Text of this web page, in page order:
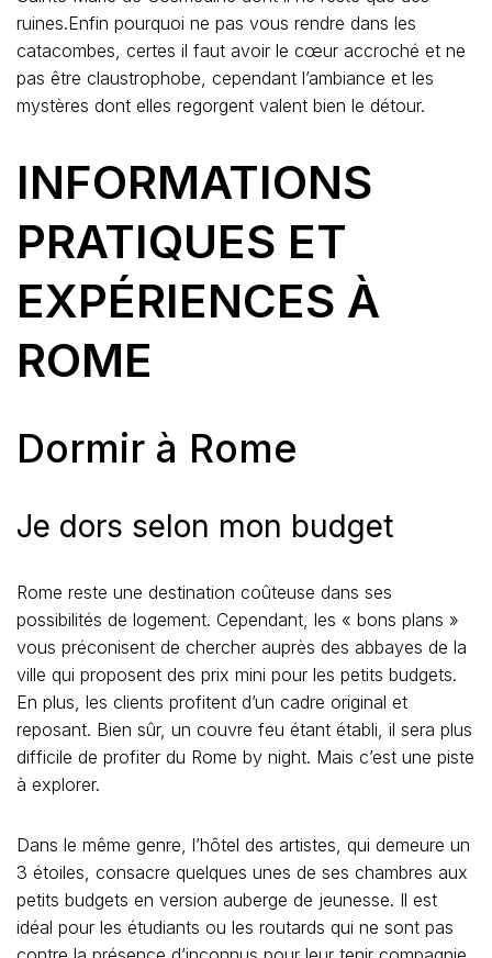
ruines.Enfin pourquoi ne pas vous rendre dans les
catacombes, certes il faut avoir le cœur accroché et ne
pas être claustrophobe, cependant l’ambiance et les
mystères dont elles regorgent valent bien le détour.
INFORMATIONS
PRATIQUES ET
EXPÉRIENCES À
ROME
Dormir à Rome
Je dors selon mon budget
Rome reste une destination coûteuse dans ses
possibilités de logement. Cependant, les « bons plans »
vous préconisent de chercher auprès des abbayes de la
ville qui proposent des prix mini pour les petits budgets.
En plus, les clients profitent d’un cadre original et
reposant. Bien sûr, un couvre feu étant établi, il sera plus
difficile de profiter du Rome by night. Mais c’est une piste
à explorer.
Dans le même genre, l’hôtel des artistes, qui demeure un
3 étoiles, consacre quelques unes de ses chambres aux
petits budgets en version auberge de jeunesse. Il est
idéal pour les étudiants ou les routards qui ne sont pas